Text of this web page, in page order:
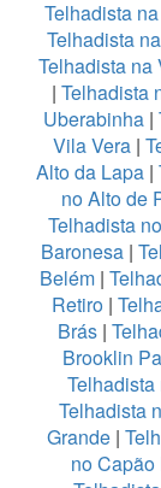
Telhadista
Telhadista
Telhadista na
| Telhadista
Uberabinha|
Vila Vera |
Alto da Lapa |
no Alto de
Telhadista
Baronesa|
Belém |
Retiro|
Brás |
Brooklin
Telhadista
Grande |
no